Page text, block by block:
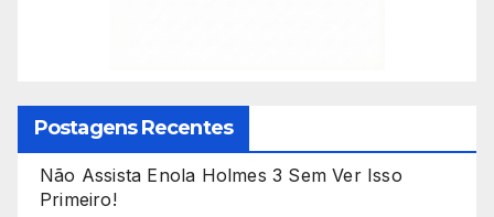
Postagens Recentes
Não Assista Enola Holmes 3 Sem Ver Isso
Primeiro!